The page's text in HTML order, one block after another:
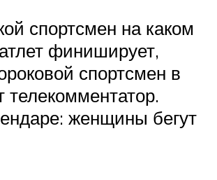
спортсмен на каком
финиширует,
спортсмен в
телекомментатор.
женщины бегут